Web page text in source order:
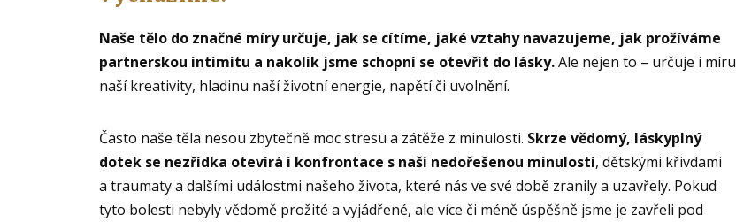
Naše tělo do značné míry určuje, jak se cítíme, jaké vztahy navazujeme, jak prožíváme
partnerskou intimitu a nakolik jsme schopní se otevřít do lásky.Ale nejen to – určuje i míru
naší kreativity, hladinu naší životní energie, napětí či uvolnění.
Často naše těla nesou zbytečně moc stresu a zátěže z minulosti. Skrze vědomý, láskyplný
dotek se nezřídka otevírá i konfrontace s naší nedořešenou minulostí, dětskými křivdami
a traumaty a dalšími událostmi našeho života, které nás ve své době zranily a uzavřely. Pokud
tyto bolesti nebyly vědomě prožité a vyjádřené, ale více či méně úspěšně jsme je zavřeli pod